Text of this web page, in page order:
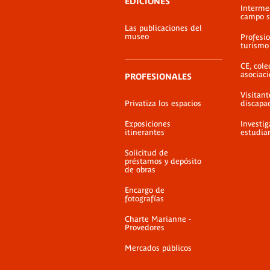
Las publicaciones del
museo
PROFESIONALES
Privatiza los espacios
Exposiciones
itinerantes
Solicitud de
préstamos y depósito
de obras
Encargo de
fotografías
Charte Marianne -
Provedores
Mercados públicos
campo
turismo
CE,